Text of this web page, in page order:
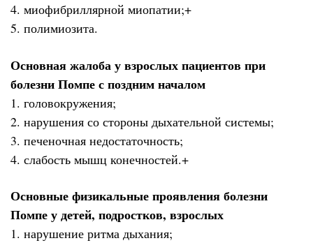
4. миофибриллярной миопатии;+
5. полимиозита.
Основная жалоба у взрослых пациентов при
болезни Помпе с поздним началом
1. головокружения;
2. нарушения со стороны дыхательной системы;
3. печеночная недостаточность;
4. слабость мышц конечностей.+
Основные физикальные проявления болезни
Помпе у детей, подростков, взрослых
1. нарушение ритма дыхания;